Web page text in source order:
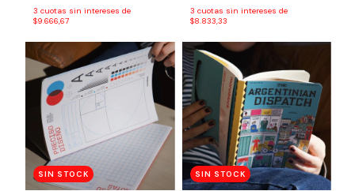
3 cuotas sin intereses de
$9.666,67
3 cuotas sin intereses de
$8.833,33
SIN STOCK SIN STOCK